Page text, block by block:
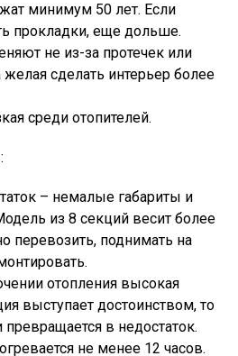
минимум 50 лет. Если
прокладки, еще дольше.
не из-за протечек или
сделать интерьер более
среди отопителей.
– немалые габариты и
из 8 секций весит более
перевозить, поднимать на
отопления высокая
выступает достоинством, то
в недостаток.
не менее 12 часов.